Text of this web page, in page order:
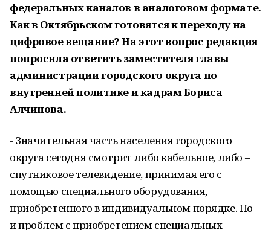
федеральных каналов в аналоговом формате.
Как в Октябрьском готовятся к переходу на
цифровое вещание? На этот вопрос редакция
попросила ответить заместителя главы
администрации городского округа по
внутренней политике и кадрам Бориса
Алчинова.
- Значительная часть населения городского
округа сегодня смотрит либо кабельное, либо –
спутниковое телевидение, принимая его с
помощью специального оборудования,
приобретенного в индивидуальном порядке. Но
и проблем с приобретением специальных